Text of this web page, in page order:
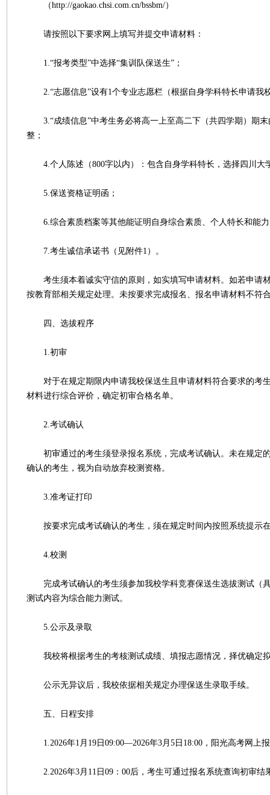
（http://gaokao.chsi.com.cn/bssbm/）
请按照以下要求网上填写并提交申请材料：
1.“报考类型”中选择“集训队保送生”；
2.“志愿信息”设有1个专业志愿栏（根据自身学科特长申请我
3.“成绩信息”中考生务必将高一上至高二下（共四学期）期末
整；
4.个人陈述（800字以内）：包含自身学科特长，选择四川大
5.保送资格证明函；
6.综合素质档案等其他能证明自身综合素质、个人特长和能力
7.考生诚信承诺书（见附件1）。
考生须本着诚实守信的原则，如实填写申请材料。如若申请
按教育部相关规定处理。未按要求完成报名、报名申请材料不符
四、选拔程序
1.初审
对于在规定期限内申请我校保送生且申请材料符合要求的考
材料进行综合评价，确定初审合格名单。
2.考试确认
初审通过的考生须登录报名系统，完成考试确认。未在规定
确认的考生，视为自动放弃校测资格。
3.准考证打印
按要求完成考试确认的考生，须在规定时间内按照系统提示
4.校测
完成考试确认的考生须参加我校学科竞赛保送生选拔测试（
测试内容为综合能力测试。
5.公示及录取
我校将根据考生的考核测试成绩、填报志愿情况，择优确定
公示无异议后，我校依据相关规定办理保送生录取手续。
五、日程安排
1.2026年1月19日09:00—2026年3月5日18:00，阳光高考网上
2.2026年3月11日09：00后，考生可通过报名系统查询初审结